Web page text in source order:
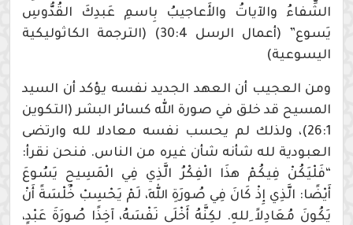
الشِّفاءُ والآياتُ والأَعاجيبُ بِاسمِ عَبدِكَ القُدُّوسِ
يَسوع” (أعمال الرسل 30:4) (الترجمة الكاثوليكية
اليسوعية)
ومن العجيب أن العهد الجديد نفسه يؤكد أن السيد
المسيح قد خلق في صورة الله كسائر البشر (التكوين
26:1)، ولذلك لم يحسب نفسه معادلا لله وارتضى
العبودية لله شأنه شأن غيره من الناس. فنحن نقرأ:
“فَلْيَكُنْ فِيكُمْ هذَا الْفِكْرُ الَّذِي فِي الْمَسِيحِ يَسُوعَ
أَيْضًا: الَّذِي إِذْ كَانَ فِي صُورَةِ اللهِ، لَمْ يَحْسِبْ خُلْسَةً أَنْ
يَكُونَ مُعَادِلاً ِللهِ. لكِنَّهُ أَخْلَى نَفْسَهُ، آخِذًا صُورَةَ عَبْدٍ،